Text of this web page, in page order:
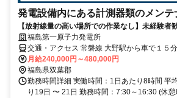
発電設備内にある計測器類のメンテ
【放射線量の高い場所での作業なし】未経験者
福島第一原子力発電所
交通・アクセス 常磐線 大野駅から車で１５分
月給240,000円～480,000円
福島県双葉郡
勤務時間詳細 実働時間：1日あたり8時間 平
り19日 〜 21日 勤務時間：7:30～16:30 (休